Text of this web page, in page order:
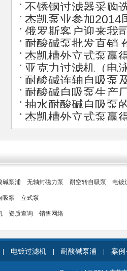
不锈钢过滤器采购
杰凯泵业参加2014
俄罗斯客户迎来我
耐酸碱泵批发直销
杰凯槽外立式泵赢
亚克力过滤机（电
耐酸碱连轴自吸泵
耐酸碱自吸泵生产
抽水耐酸碱自吸泵
杰凯槽外立式泵赢
碱泵浦 无轴封磁力泵 耐空转自吸泵 电镀
吸泵 立式泵
资质查询 销售网络
电镀过滤机 耐酸碱泵浦 案例